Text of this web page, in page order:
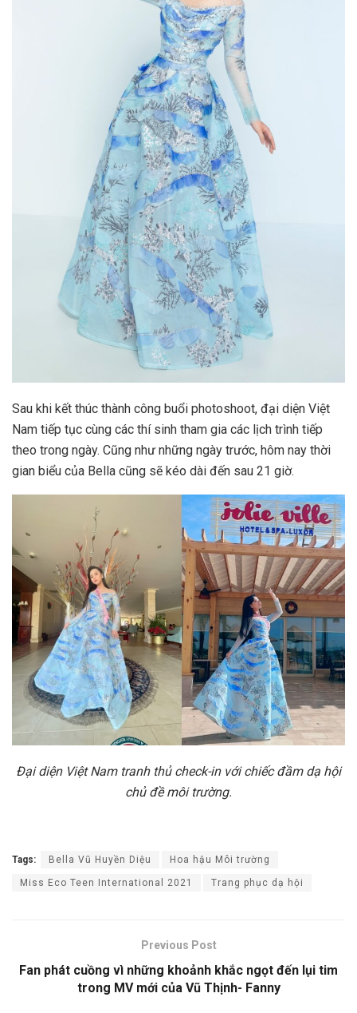
Sau khi kết thúc thành công buổi photoshoot, đại diện Việt
Nam tiếp tục cùng các thí sinh tham gia các lịch trình tiếp
theo trong ngày. Cũng như những ngày trước, hôm nay thời
gian biểu của Bella cũng sẽ kéo dài đến sau 21 giờ.
Đại diện Việt Nam tranh thủ check-in với chiếc đầm dạ hội
chủ đề môi trường.
Tags: Bella Vũ Huyền Diệu Hoa hậu Môi trường
Miss Eco Teen International 2021 Trang phục dạ hội
Previous Post
Fan phát cuồng vì những khoảnh khắc ngọt đến lụi tim
trong MV mới của Vũ Thịnh- Fanny